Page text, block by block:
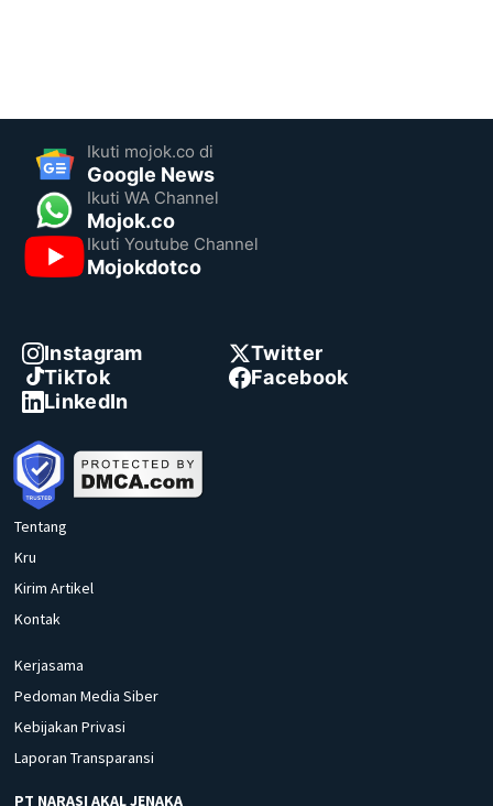
Ikuti mojok.co di
Google News
Ikuti WA Channel
Mojok.co
Ikuti Youtube Channel
Mojokdotco
Instagram
Twitter
TikTok
Facebook
LinkedIn
Tentang
Kru
Kirim Artikel
Kontak
Kerjasama
Pedoman Media Siber
Kebijakan Privasi
Laporan Transparansi
PT NARASI AKAL JENAKA